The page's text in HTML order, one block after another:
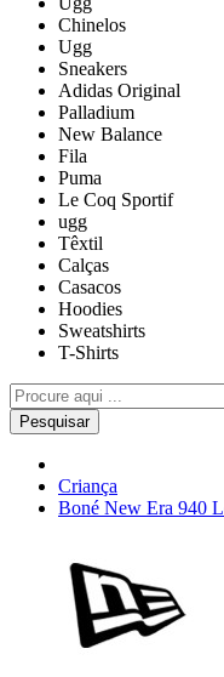
Chinelos
Ugg
Sneakers
Adidas Original
Palladium
New Balance
Fila
Puma
Le Coq Sportif
ugg
Têxtil
Calças
Casacos
Hoodies
Sweatshirts
T-Shirts
Pesquisar
Criança
Boné New Era 940